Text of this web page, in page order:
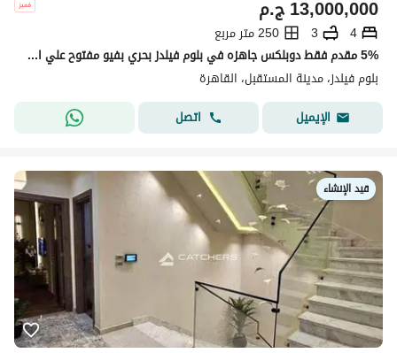
ج.م13,000,000
4
3
250 متر مربع
5% مقدم فقط دوبلكس جاهزه في بلوم فيلدز بحري بفيو مفتوح علي اللاند سكيب امام مدينتي في المستقبل سيتي
بلوم فيلدز، مدينة المستقبل، القاهرة
الإيميل
اتصل
قيد الإنشاء